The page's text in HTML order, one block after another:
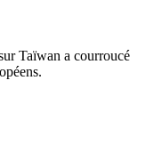
Taïwan a courroucé